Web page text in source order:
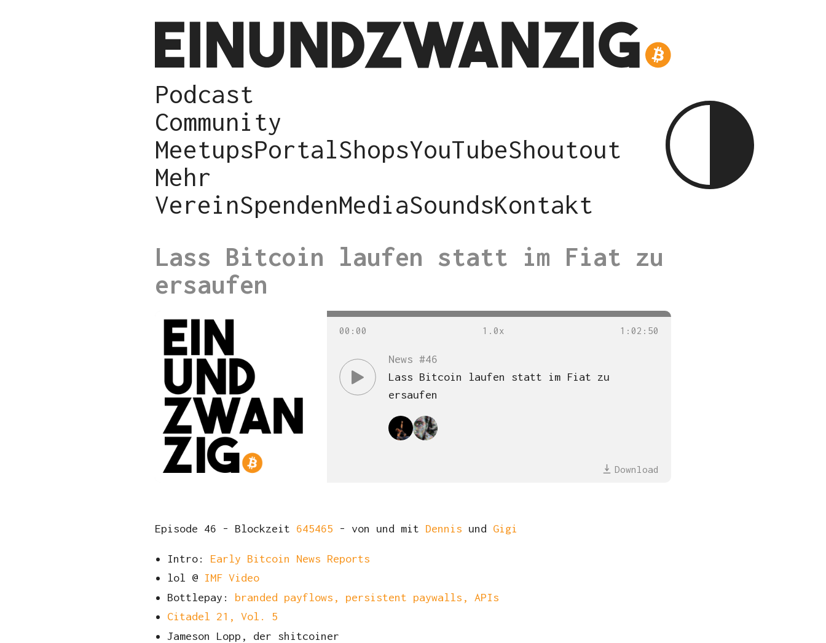
Podcast
Community
MeetupsPortalShopsYouTubeShoutout
Mehr
VereinSpendenMediaSoundsKontakt
Lass Bitcoin laufen statt im Fiat zu
ersaufen
00 : 00 1 : 02 : 50
News #46
Lass Bitcoin laufen statt im Fiat zu
ersaufen
Download
Episode 46 - Blockzeit 645465 - von und mit Dennis und Gigi
Intro: Early Bitcoin News Reports
lol @ IMF Video
Bottlepay: branded payflows, persistent paywalls, APIs
Citadel 21, Vol. 5
Jameson Lopp, der shitcoiner